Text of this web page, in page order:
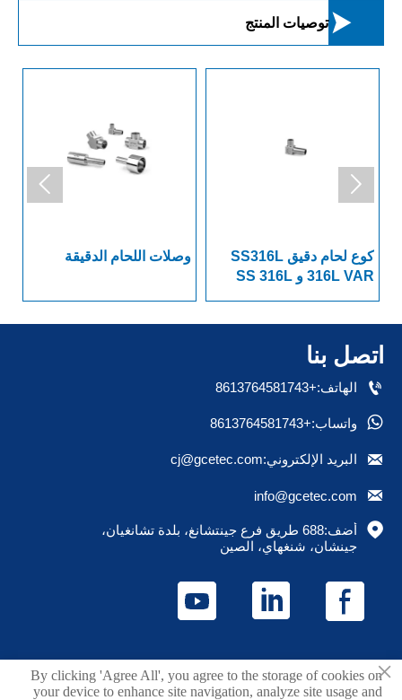
توصيات المنتج
وصلات اللحام الدقيقة
كوع لحام دقيق SS316L
316L VAR و SS 316L
SS316L 316L VAR، وSS
 
اتصل بنا
 الهاتف:+8613764581743
 واتساب:+8613764581743
 البريد الإلكتروني:cj@gcetec.com

info@gcetec.com

أضف:688 طريق فرع جينتشانغ، بلدة تشانغيان،
جينشان، شنغهاي، الصين
حقوق الطبع والنشر © 2025 Juchuang (Shanghai) Fluid
Technology Co., Ltd.
×
By clicking 'Agree All', you agree to the storage of cookies on
your device to enhance site navigation, analyze site usage and